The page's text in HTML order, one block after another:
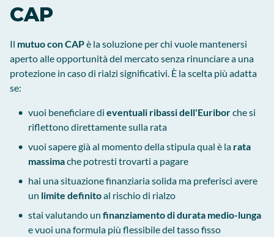
CAP
Il mutuo con CAPè la soluzione per chi vuole mantenersi
aperto alle opportunità del mercato senza rinunciare a una
protezione in caso di rialzi significativi. È la scelta più adatta
se:
vuoi beneficiare di eventuali ribassi dell'Euriborche si
riflettono direttamente sulla rata
vuoi sapere già al momento della stipula qual è la rata
massimache potresti trovarti a pagare
hai una situazione finanziaria solida ma preferisci avere
un limite definitoal rischio di rialzo
stai valutando un finanziamento di durata medio-lunga
e vuoi una formula più flessibile del tasso fisso